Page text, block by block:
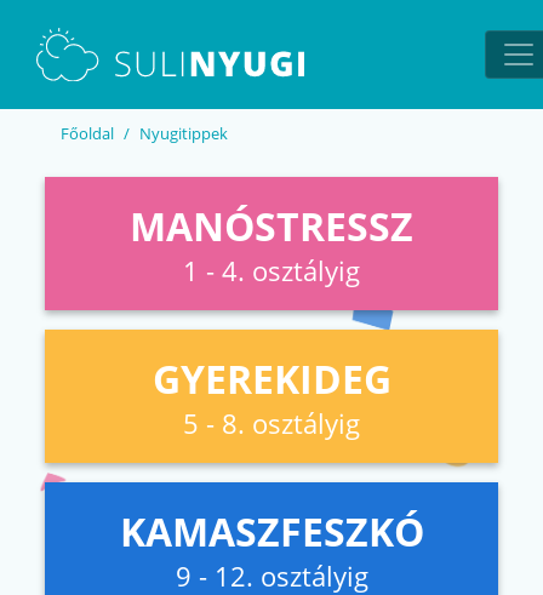
Főoldal Nyugitippek
MANÓSTRESSZ
1 - 4. osztályig
GYEREKIDEG
5 - 8. osztályig
KAMASZFESZKÓ
9 - 12. osztályig